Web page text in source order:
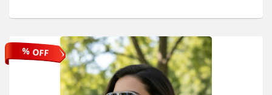
% OFF